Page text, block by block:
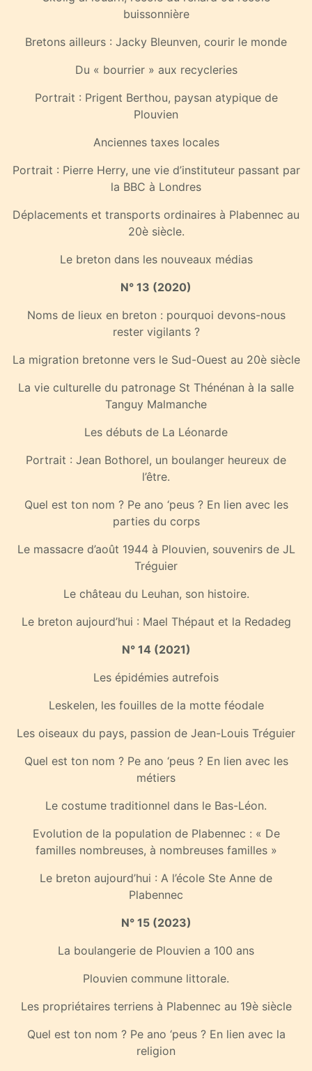
buissonnière
Bretons ailleurs : Jacky Bleunven, courir le monde
Du « bourrier » aux recycleries
Portrait : Prigent Berthou, paysan atypique de
Plouvien
Anciennes taxes locales
Portrait : Pierre Herry, une vie d’instituteur passant par
la BBC à Londres
Déplacements et transports ordinaires à Plabennec au
20è siècle.
Le breton dans les nouveaux médias
N° 13 (2020)
Noms de lieux en breton : pourquoi devons-nous
rester vigilants ?
La migration bretonne vers le Sud-Ouest au 20è siècle
La vie culturelle du patronage St Thénénan à la salle
Tanguy Malmanche
Les débuts de La Léonarde
Portrait : Jean Bothorel, un boulanger heureux de
l’être.
Quel est ton nom ? Pe ano ‘peus ? En lien avec les
parties du corps
Le massacre d’août 1944 à Plouvien, souvenirs de JL
Tréguier
Le château du Leuhan, son histoire.
Le breton aujourd’hui : Mael Thépaut et la Redadeg
N° 14 (2021)
Les épidémies autrefois
Leskelen, les fouilles de la motte féodale
Les oiseaux du pays, passion de Jean-Louis Tréguier
Quel est ton nom ? Pe ano ‘peus ? En lien avec les
métiers
Le costume traditionnel dans le Bas-Léon.
Evolution de la population de Plabennec : « De
familles nombreuses, à nombreuses familles »
Le breton aujourd’hui : A l’école Ste Anne de
Plabennec
N° 15 (2023)
La boulangerie de Plouvien a 100 ans
Plouvien commune littorale.
Les propriétaires terriens à Plabennec au 19è siècle
Quel est ton nom ? Pe ano ‘peus ? En lien avec la
religion